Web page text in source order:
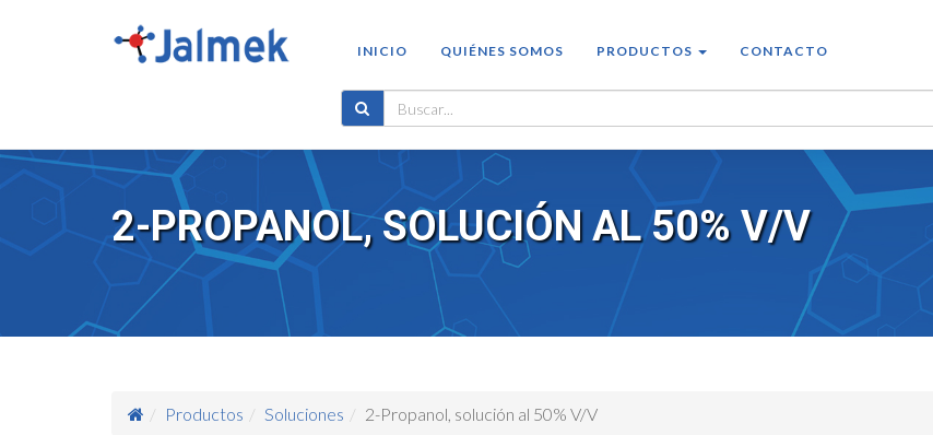
INICIO QUIÉNES SOMOS PRODUCTOS CONTACTO
2-PROPANOL, SOLUCIÓN AL 50% V/V
Productos Soluciones 2-Propanol, solución al 50% V/V